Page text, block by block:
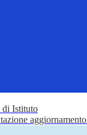
Istituto